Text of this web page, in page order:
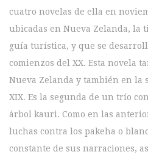
cuatro novelas de ella en
ubicadas en Nueva Zelanda, la
guía turística, y que se
comienzos del XX. Esta novela
Nueva Zelanda y también en la
XIX. Es la segunda de un trío
árbol kauri. Como en las
luchas contra los pakeha o
constante de sus narraciones,